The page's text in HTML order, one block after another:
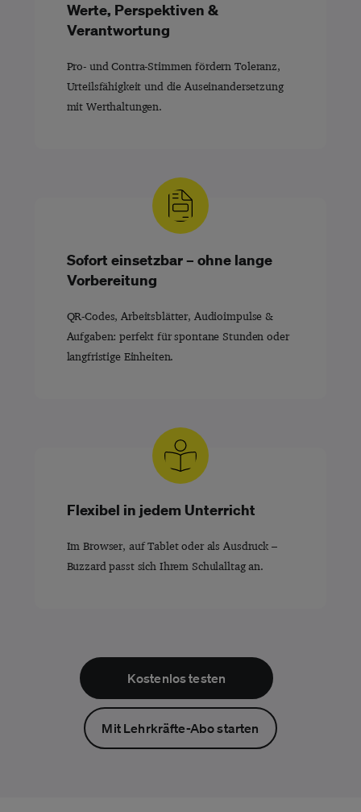
Werte, Perspektiven &
Verantwortung
Pro- und Contra-Stimmen fördern Toleranz,
Urteilsfähigkeit und die Auseinandersetzung
mit Werthaltungen.
Sofort einsetzbar – ohne lange
Vorbereitung
QR-Codes, Arbeitsblätter, Audioimpulse &
Aufgaben: perfekt für spontane Stunden oder
langfristige Einheiten.
Flexibel in jedem Unterricht
Im Browser, auf Tablet oder als Ausdruck –
Buzzard passt sich Ihrem Schulalltag an.
Kostenlos testen
Mit Lehrkräfte-Abo starten